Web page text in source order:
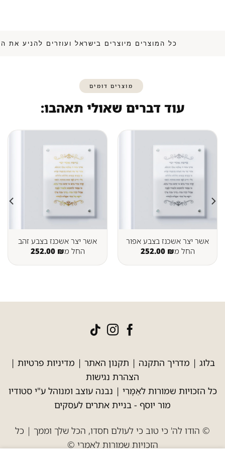
כל המוצרים מיוצרים בישראל ועוזרים
מוצרים דומים
עוד דברים שאולי תאהבו:
אשר יצר אשכנז בצבע אפור
החל מ
252.00 ₪
אשר יצר אשכנז בצבע זהב
החל מ
252.00 ₪
בלוג | מדריך התקנה | תקנון האתר | מדיניות פרטיות |
הצהרת נגישות
כל הזכויות שמורות לאַמָּרִי | נבנה עוצב ומנוהל ע"י סטודיו
מור יוסף - בניית אתרים לעסקים
© הודו לה' כי טוב כי לעולם חסדו, הכל שלך וממך | כל
הזכויות שמורות לאמרי ©